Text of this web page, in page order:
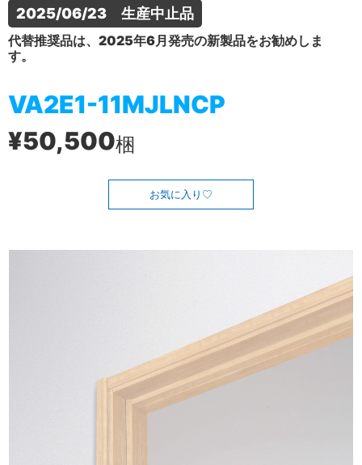
2025/06/23　生産中止品
代替推奨品は、2025年6月発売の新製品をお勧めしま
す。
VA2E1-11MJLNCP
¥50,500梱
お気に入り